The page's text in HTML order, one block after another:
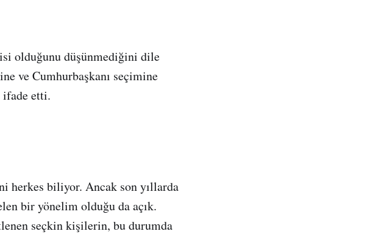
olduğunu düşünmediğini dile
ve Cumhurbaşkanı seçimine
etti.
herkes biliyor. Ancak son yıllarda
bir yönelim olduğu da açık.
seçkin kişilerin, bu durumda